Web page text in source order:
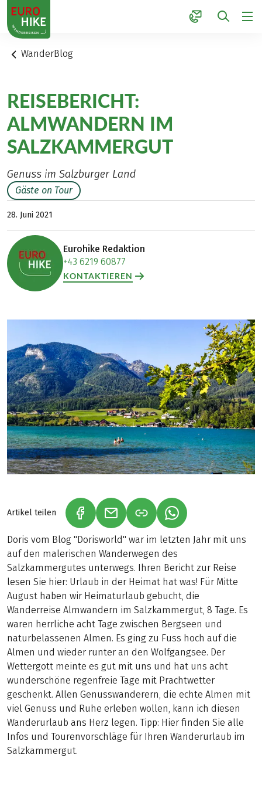
1
WanderBlog
REISEBERICHT:
ALMWANDERN IM
SALZKAMMERGUT
Genuss im Salzburger Land
Gäste on Tour
28. Juni 2021
Eurohike Redaktion
+43 6219 60877
KONTAKTIEREN
Artikel teilen (LINK ÖFFNET IN NEUEM TAB)
(LINK ÖFFNET IN NEUEM TAB)
(LINK ÖFFNET IN
Doris vom Blog "Dorisworld" war im letzten Jahr mit uns
auf den malerischen Wanderwegen des
Salzkammergutes unterwegs. Ihren Bericht zur Reise
lesen Sie hier: Urlaub in der Heimat hat was! Für Mitte
August haben wir Heimaturlaub gebucht, die
Wanderreise Almwandern im Salzkammergut, 8 Tage. Es
waren herrliche acht Tage zwischen Bergseen und
naturbelassenen Almen. Es ging zu Fuss hoch auf die
Almen und wieder runter an den Wolfgangsee. Der
Wettergott meinte es gut mit uns und hat uns acht
wunderschöne regenfreie Tage mit Prachtwetter
geschenkt. Allen Genusswanderern, die echte Almen mit
viel Genuss und Ruhe erleben wollen, kann ich diesen
Wanderurlaub ans Herz legen. Tipp: Hier finden Sie alle
Infos und Tourenvorschläge für Ihren Wanderurlaub im
Salzkammergut.